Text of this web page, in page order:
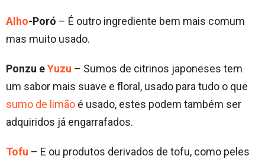
Alho-Poró – É outro ingrediente bem mais comum
mas muito usado.
Ponzu eYuzu – Sumos de citrinos japoneses tem
um sabor mais suave e floral, usado para tudo o que
sumo de limão é usado, estes podem também ser
adquiridos já engarrafados.
Tofu – E ou produtos derivados de tofu, como peles